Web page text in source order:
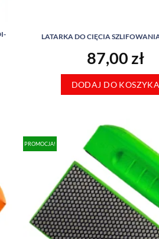
LATARKA DO CIĘCIA
87,00 zł
DODAJ DO KOSZYKA
PROMOCJA!